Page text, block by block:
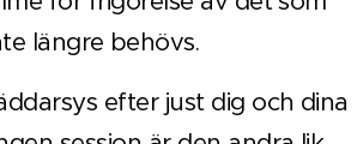
längre behövs.
efter just dig och dina